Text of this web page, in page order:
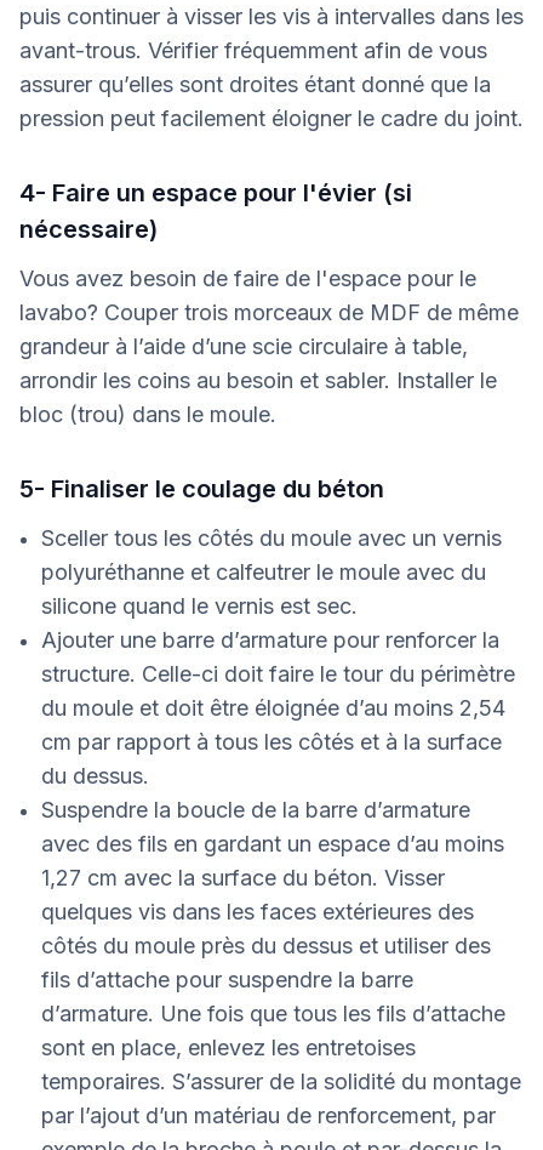
puis continuer à visser les vis à intervalles dans les
avant-trous. Vérifier fréquemment afin de vous
assurer qu’elles sont droites étant donné que la
pression peut facilement éloigner le cadre du joint.
4- Faire un espace pour l'évier (si
nécessaire)
Vous avez besoin de faire de l'espace pour le
lavabo? Couper trois morceaux de MDF de même
grandeur à l’aide d’une scie circulaire à table,
arrondir les coins au besoin et sabler. Installer le
bloc (trou) dans le moule.
5- Finaliser le coulage du béton
Sceller tous les côtés du moule avec un vernis
polyuréthanne et calfeutrer le moule avec du
silicone quand le vernis est sec.
Ajouter une barre d’armature pour renforcer la
structure. Celle-ci doit faire le tour du périmètre
du moule et doit être éloignée d’au moins 2,54
cm par rapport à tous les côtés et à la surface
du dessus.
Suspendre la boucle de la barre d’armature
avec des fils en gardant un espace d’au moins
1,27 cm avec la surface du béton. Visser
quelques vis dans les faces extérieures des
côtés du moule près du dessus et utiliser des
fils d’attache pour suspendre la barre
d’armature. Une fois que tous les fils d’attache
sont en place, enlevez les entretoises
temporaires. S’assurer de la solidité du montage
par l’ajout d’un matériau de renforcement, par